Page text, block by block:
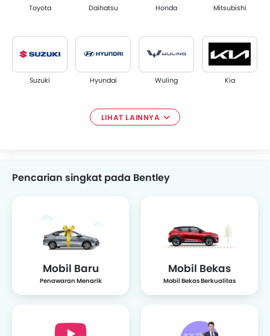
Toyota Daihatsu Honda Mitsubishi
Suzuki Hyundai Wuling Kia
DFSK Renault Volkswagen
Lexus Jeep Land Rover Audi
LIHAT LAINNYA
Pencarian singkat pada Bentley
Mobil Baru
Penawaran Menarik
Mobil Bekas
Mobil Bekas Berkualitas